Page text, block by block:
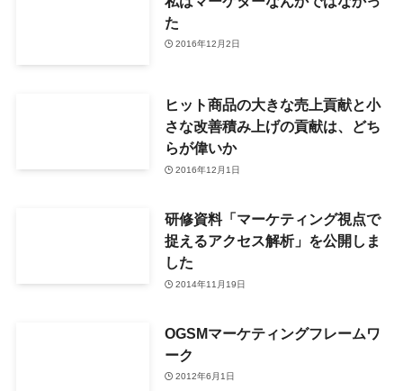
た
2016年12月2日
ヒット商品の大きな売上貢献と小
さな改善積み上げの貢献は、どち
らが偉いか
2016年12月1日
研修資料「マーケティング視点で
捉えるアクセス解析」を公開しま
した
2014年11月19日
OGSMマーケティングフレームワ
ーク
2012年6月1日